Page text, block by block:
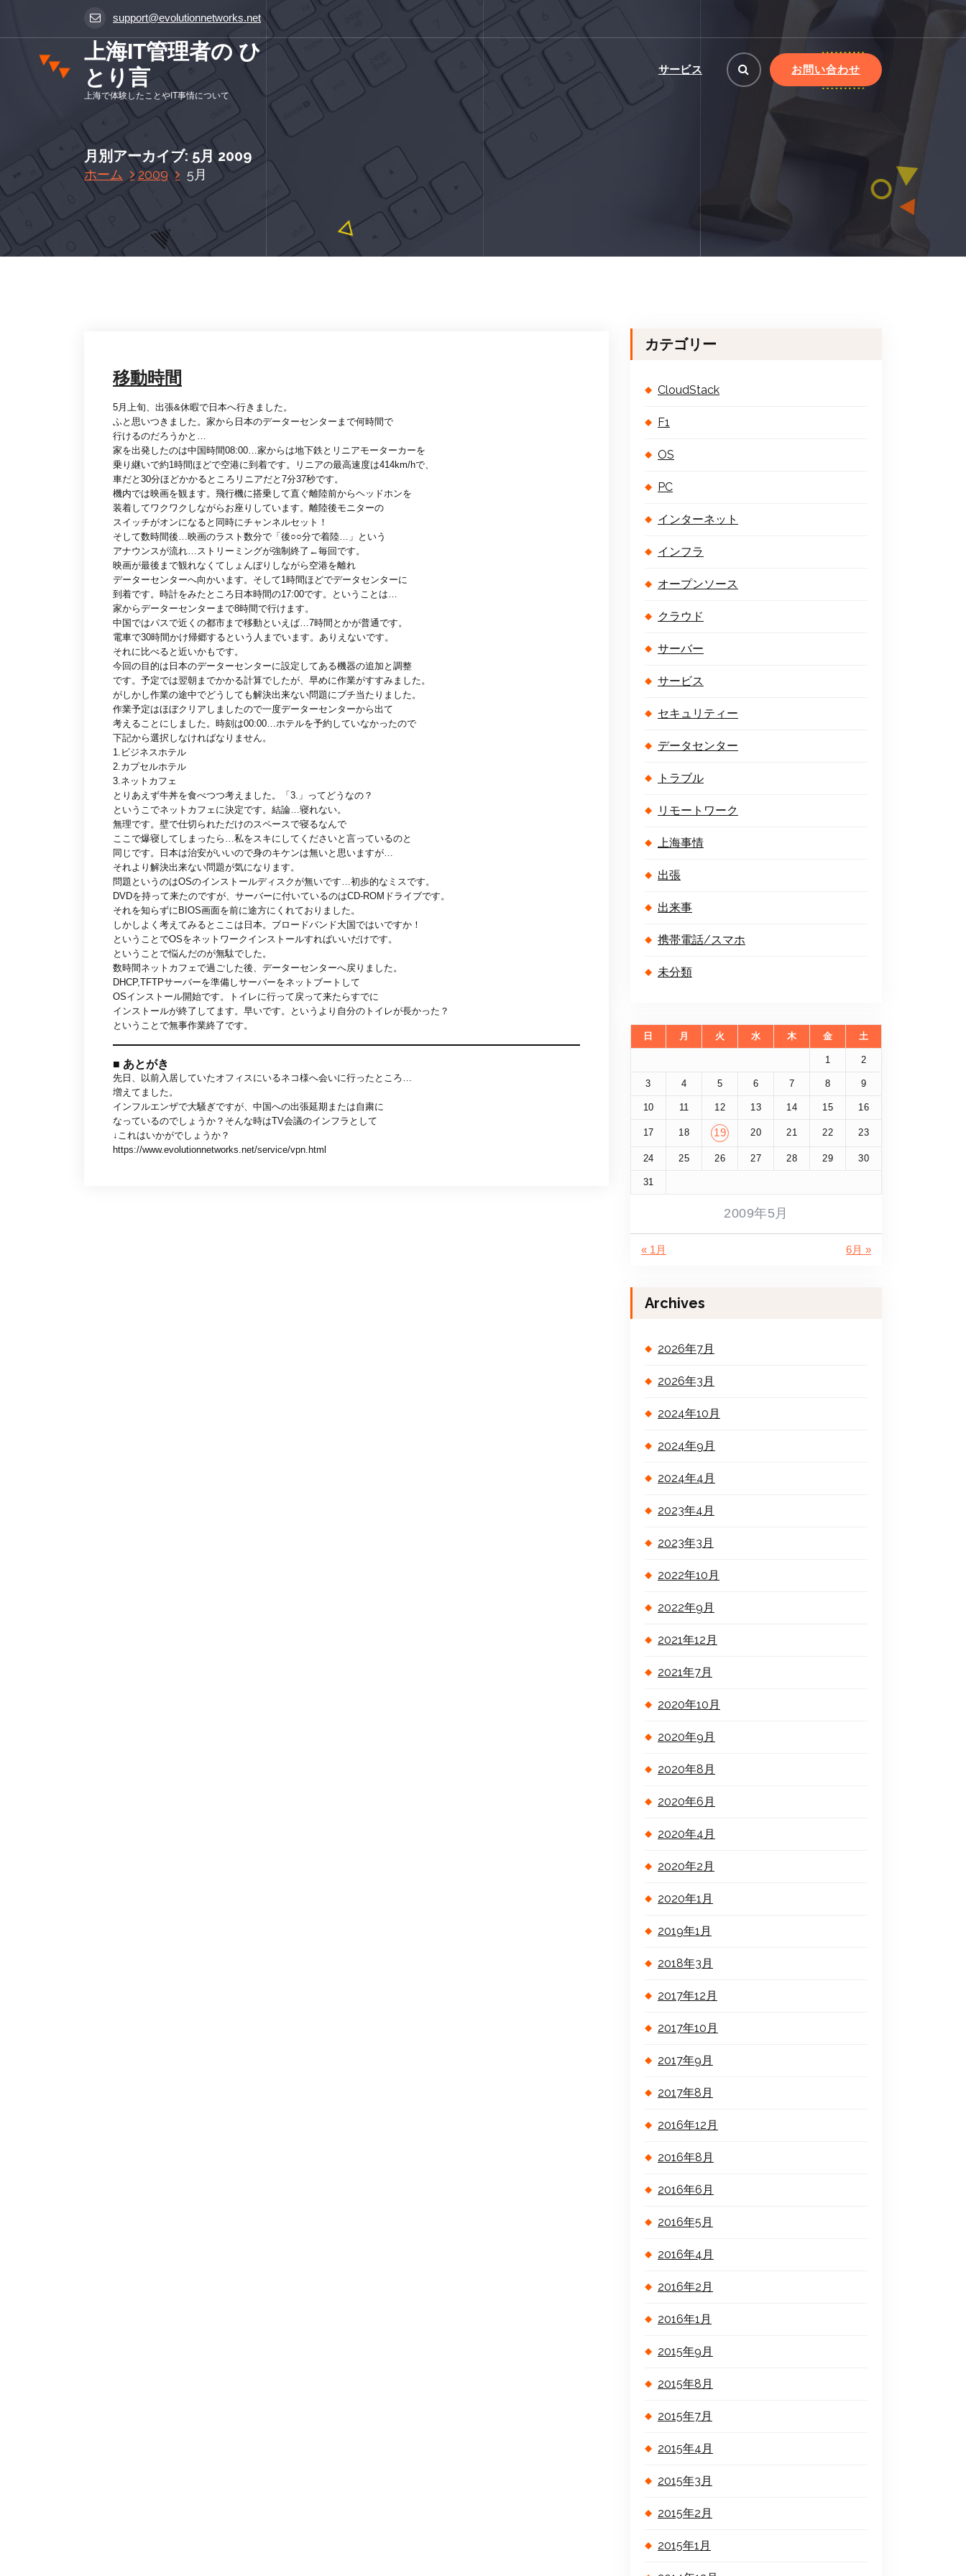
support@evolutionnetworks.net
上海IT管理者の ひ
とり言
上海で体験したことやIT事情について
サービス お問い合わせ
月別アーカイブ: 5月 2009
ホーム 2009 5月
移動時間
5月上旬、出張&休暇で日本へ行きました。
ふと思いつきました。家から日本のデーターセンターまで何時間で
行けるのだろうかと…
家を出発したのは中国時間08:00…家からは地下鉄とリニアモーターカーを
乗り継いで約1時間ほどで空港に到着です。リニアの最高速度は414km/hで、
車だと30分ほどかかるところリニアだと7分37秒です。
機内では映画を観ます。飛行機に搭乗して直ぐ離陸前からヘッドホンを
装着してワクワクしながらお座りしています。離陸後モニターの
スイッチがオンになると同時にチャンネルセット！
そして数時間後…映画のラスト数分で「後○○分で着陸…」という
アナウンスが流れ…ストリーミングが強制終了←毎回です。
映画が最後まで観れなくてしょんぼりしながら空港を離れ
データーセンターへ向かいます。そして1時間ほどでデータセンターに
到着です。時計をみたところ日本時間の17:00です。ということは…
家からデーターセンターまで8時間で行けます。
中国ではパスで近くの都市まで移動といえば…7時間とかが普通です。
電車で30時間かけ帰郷するという人までいます。ありえないです。
それに比べると近いかもです。
今回の目的は日本のデーターセンターに設定してある機器の追加と調整
です。予定では翌朝までかかる計算でしたが、早めに作業がすすみました。
がしかし作業の途中でどうしても解決出来ない問題にブチ当たりました。
作業予定はほぼクリアしましたので一度データーセンターから出て
考えることにしました。時刻は00:00…ホテルを予約していなかったので
下記から選択しなければなりません。
1.ビジネスホテル
2.カプセルホテル
3.ネットカフェ
とりあえず牛丼を食べつつ考えました。「3.」ってどうなの？
というこでネットカフェに決定です。結論…寝れない。
無理です。壁で仕切られただけのスペースで寝るなんで
ここで爆寝してしまったら…私をスキにしてくださいと言っているのと
同じです。日本は治安がいいので身のキケンは無いと思いますが…
それより解決出来ない問題が気になります。
問題というのはOSのインストールディスクが無いです…初歩的なミスです。
DVDを持って来たのですが、サーバーに付いているのはCD-ROMドライブです。
それを知らずにBIOS画面を前に途方にくれておりました。
しかしよく考えてみるとここは日本。ブロードバンド大国ではいですか！
ということでOSをネットワークインストールすればいいだけです。
ということで悩んだのが無駄でした。
数時間ネットカフェで過ごした後、データーセンターへ戻りました。
DHCP,TFTPサーバーを準備しサーバーをネットブートして
OSインストール開始です。トイレに行って戻って来たらすでに
インストールが終了してます。早いです。というより自分のトイレが長かった？
ということで無事作業終了です。
■ あとがき
先日、以前入居していたオフィスにいるネコ様へ会いに行ったところ…
増えてました。
インフルエンザで大騒ぎですが、中国への出張延期または自粛に
なっているのでしょうか？そんな時はTV会議のインフラとして
↓これはいかがでしょうか？
https://www.evolutionnetworks.net/service/vpn.html
カテゴリー
CloudStack
F1
OS
PC
インターネット
インフラ
オープンソース
クラウド
サーバー
サービス
セキュリティー
データセンター
トラブル
リモートワーク
上海事情
出張
出来事
携帯電話/スマホ
未分類
2009年5月
日 月 火 水 木 金 土
1 2
3 4 5 6 7 8 9
10 11 12 13 14 15 16
17 18 19 20 21 22 23
24 25 26 27 28 29 30
31
« 1月 6月 »
Archives
2026年7月
2026年3月
2024年10月
2024年9月
2024年4月
2023年4月
2023年3月
2022年10月
2022年9月
2021年12月
2021年7月
2020年10月
2020年9月
2020年8月
2020年6月
2020年4月
2020年2月
2020年1月
2019年1月
2018年3月
2017年12月
2017年10月
2017年9月
2017年8月
2016年12月
2016年8月
2016年6月
2016年5月
2016年4月
2016年2月
2016年1月
2015年9月
2015年8月
2015年7月
2015年4月
2015年3月
2015年2月
2015年1月